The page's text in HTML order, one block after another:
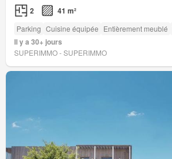
2 41 m²
Parking Cuisine équipée Entièrement meublé
Il y a 30+ jours
SUPERIMMO - SUPERIMMO